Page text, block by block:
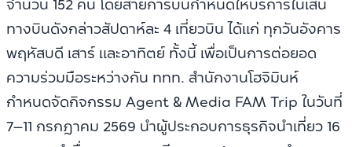
จำนวน 152 คน โดยสายการบินกำหนดให้บริการในเส้น
ทางบินดังกล่าวสัปดาห์ละ 4 เที่ยวบิน ได้แก่ ทุกวันอังคาร
พฤหัสบดี เสาร์ และอาทิตย์ ทั้งนี้ เพื่อเป็นการต่อยอด
ความร่วมมือระหว่างกัน ททท. สำนักงานโฮจิมินห์
กำหนดจัดกิจกรรม Agent & Media FAM Trip ในวันที่
7–11 กรกฎาคม 2569 นำผู้ประกอบการธุรกิจนำเที่ยว 16